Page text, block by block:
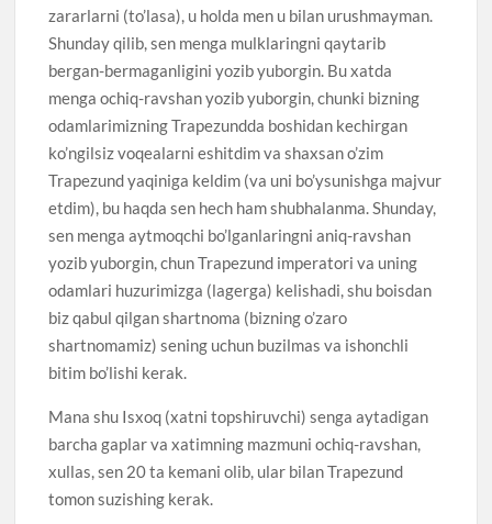
zararlarni (to’lasa), u holda men u bilan urushmayman.
Shunday qilib, sen menga mulklaringni qaytarib
bergan-bermaganligini yozib yuborgin. Bu xatda
menga ochiq-ravshan yozib yuborgin, chunki bizning
odamlarimizning Trapezundda boshidan kechirgan
ko’ngilsiz voqealarni eshitdim va shaxsan o’zim
Trapezund yaqiniga keldim (va uni bo’ysunishga majvur
etdim), bu haqda sen hech ham shubhalanma. Shunday,
sen menga aytmoqchi bo’lganlaringni aniq-ravshan
yozib yuborgin, chun Trapezund imperatori va uning
odamlari huzurimizga (lagerga) kelishadi, shu boisdan
biz qabul qilgan shartnoma (bizning o’zaro
shartnomamiz) sening uchun buzilmas va ishonchli
bitim bo’lishi kerak.
Mana shu Isxoq (xatni topshiruvchi) senga aytadigan
barcha gaplar va xatimning mazmuni ochiq-ravshan,
xullas, sen 20 ta kemani olib, ular bilan Trapezund
tomon suzishing kerak.